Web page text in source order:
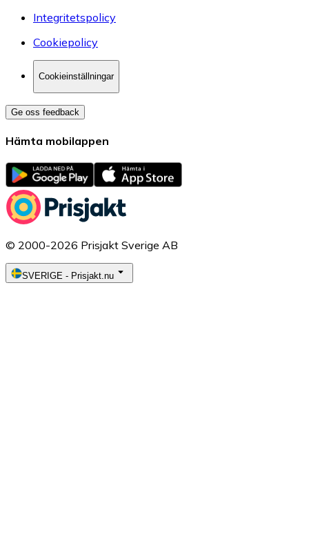
Integritetspolicy
Cookiepolicy
Cookieinställningar
Ge oss feedback
Hämta mobilappen
© 2000-2026 Prisjakt Sverige AB
SVERIGE - Prisjakt.nu